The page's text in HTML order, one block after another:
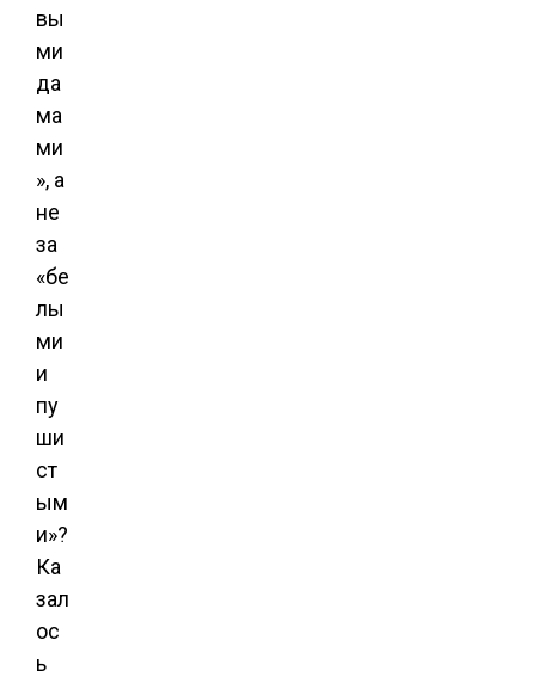
вы
ми
да
ма
ми
», а
не
за
«бе
лы
ми
и
пу
ши
ст
ым
и»?
Ка
зал
ос
ь